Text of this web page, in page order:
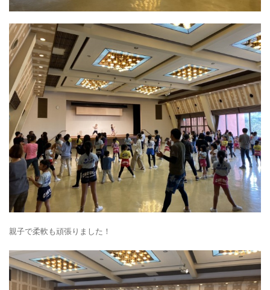
親子で柔軟も頑張りました！